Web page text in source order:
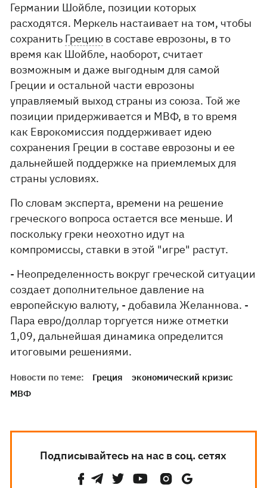
Германии Шойбле, позиции которых
расходятся. Меркель настаивает на том, чтобы
сохранить Грецию в составе еврозоны, в то
время как Шойбле, наоборот, считает
возможным и даже выгодным для самой
Греции и остальной части еврозоны
управляемый выход страны из союза. Той же
позиции придерживается и МВФ, в то время
как Еврокомиссия поддерживает идею
сохранения Греции в составе еврозоны и ее
дальнейшей поддержке на приемлемых для
страны условиях.
По словам эксперта, времени на решение
греческого вопроса остается все меньше. И
поскольку греки неохотно идут на
компромиссы, ставки в этой "игре" растут.
- Неопределенность вокруг греческой ситуации
создает дополнительное давление на
европейскую валюту, - добавила Желаннова. -
Пара евро/доллар торгуется ниже отметки
1,09, дальнейшая динамика определится
итоговыми решениями.
Новости по теме: Греция
экономический кризис
МВФ
Подписывайтесь на нас в соц. сетях